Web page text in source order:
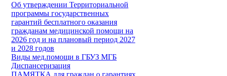
Об утверждении Территориальной
программы государственных
гарантий бесплатного оказания
гражданам медицинской помощи на
2026 год и на плановый период 2027
и 2028 годов
Виды мед.помощи в ГБУЗ МГБ
Диспансеризация